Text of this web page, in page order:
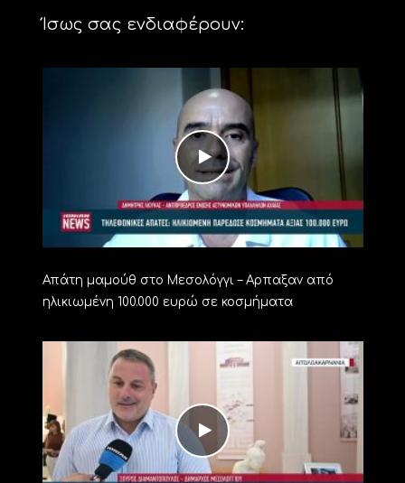
Ίσως σας ενδιαφέρουν:
Απάτη μαμούθ στο Μεσολόγγι – Αρπαξαν από
ηλικιωμένη 100.000 ευρώ σε κοσμήματα